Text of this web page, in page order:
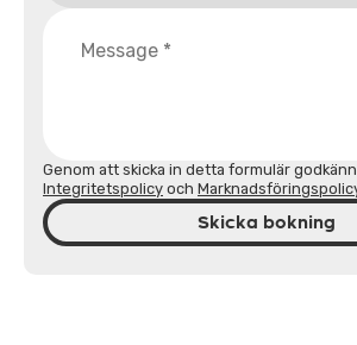
Genom att skicka in detta formulär
Integritetspolicy och
Skicka bokning